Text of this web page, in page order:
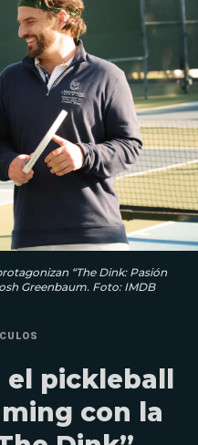
“The Dink: Pasión
Greenbaum. Foto: IMDB
pickleball
con la